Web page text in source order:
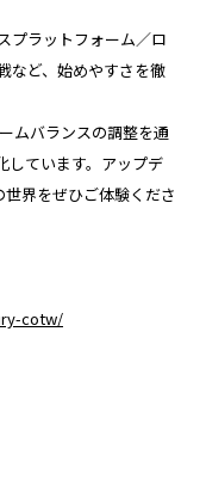
プラットフォーム／ロ
など、始めやすさを徹
ムバランスの調整を通
しています。アップデ
界をぜひご体験くださ
cotw/